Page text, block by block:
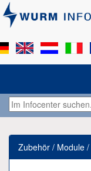
Zubehör / Module /